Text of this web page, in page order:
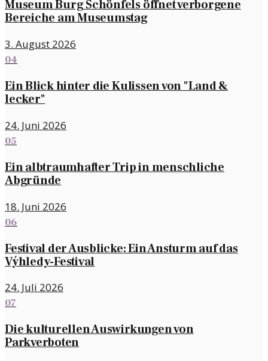
Museum Burg Schönfels öffnet verborgene
Bereiche am Museumstag
3. August 2026
04
Ein Blick hinter die Kulissen von "Land &
lecker"
24. Juni 2026
05
Ein albtraumhafter Trip in menschliche
Abgründe
18. Juni 2026
06
Festival der Ausblicke: Ein Ansturm auf das
Výhledy-Festival
24. Juli 2026
07
Die kulturellen Auswirkungen von
Parkverboten